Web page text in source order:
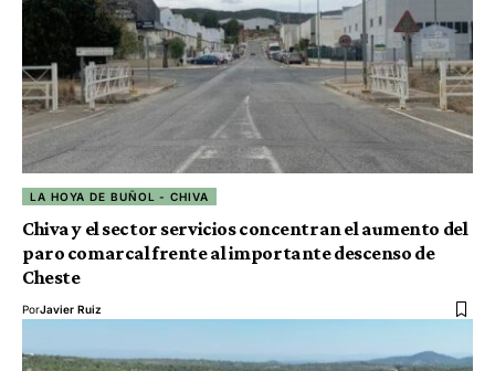
LA HOYA DE BUÑOL - CHIVA
Chiva y el sector servicios concentran el aumento del
paro comarcal frente al importante descenso de
Cheste
PorJavier Ruiz